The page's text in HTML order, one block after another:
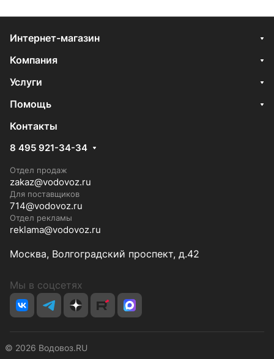
Интернет-магазин
Компания
Услуги
Помощь
Контакты
8 495 921-34-34
Отдел продаж
zakaz@vodovoz.ru
Для поставщиков
714@vodovoz.ru
Отдел рекламы
reklama@vodovoz.ru
Москва, Волгоградский проспект, д.42
Мы в соцсетях
© 2026 Водовоз.RU